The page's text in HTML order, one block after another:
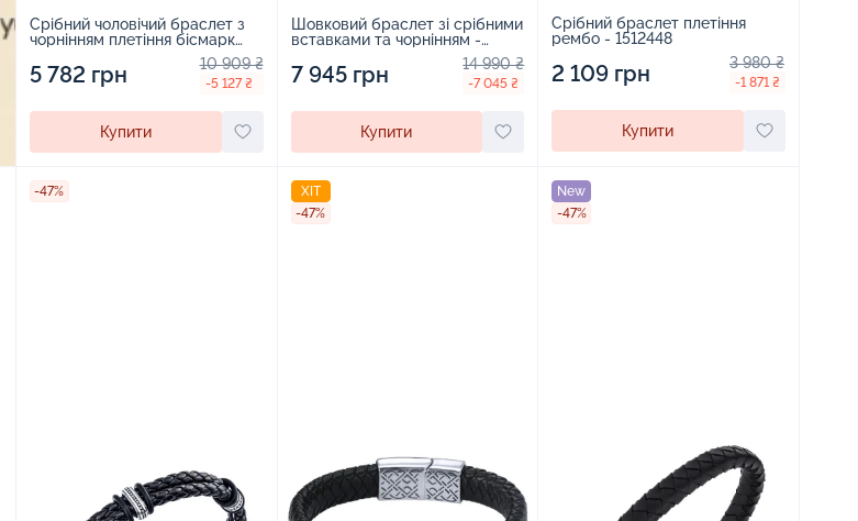
Срібний чоловічий браслет з
чорнінням плетіння бісмарк
5 782 грн 10 909 ₴
-5 127 ₴
Купити
Шовковий браслет зі срібними
вставками та чорнінням -
7 945 грн 14 990 ₴
-7 045 ₴
Купити
Срібний браслет плетіння
рембо - 1512448
2 109 грн 3 980 ₴
-1 871 ₴
Купити
-47%
ХІТ
-47%
New
-47%